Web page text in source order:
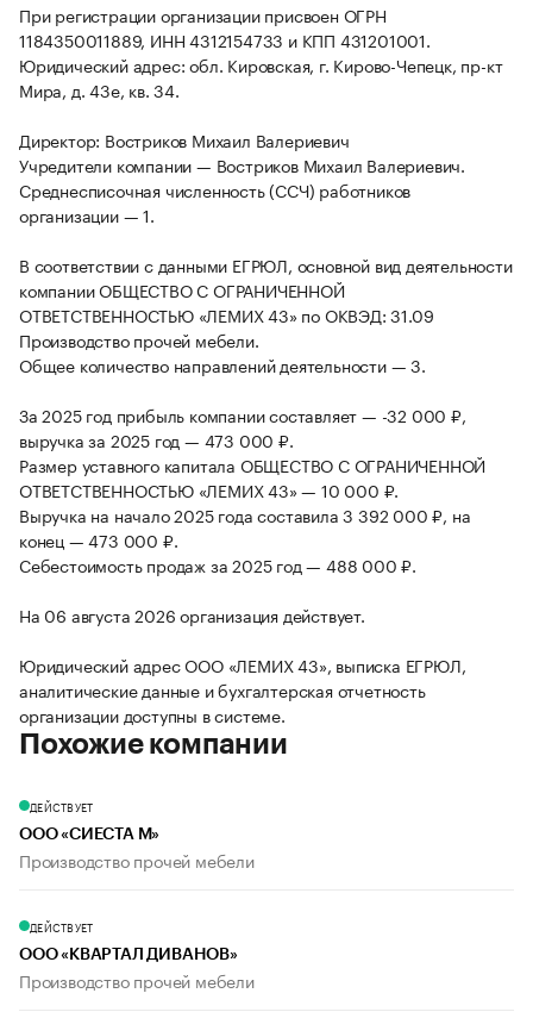
При регистрации организации присвоен ОГРН
1184350011889, ИНН 4312154733 и КПП 431201001.
Юридический адрес: обл. Кировская, г. Кирово-Чепецк, пр-кт
Мира, д. 43е, кв. 34.
Директор: Востриков Михаил Валериевич
Учредители компании — Востриков Михаил Валериевич.
Среднесписочная численность (ССЧ) работников
организации — 1.
В соответствии с данными ЕГРЮЛ, основной вид деятельности
компании ОБЩЕСТВО С ОГРАНИЧЕННОЙ
ОТВЕТСТВЕННОСТЬЮ «ЛЕМИХ 43» по ОКВЭД: 31.09
Производство прочей мебели.
Общее количество направлений деятельности — 3.
За 2025 год прибыль компании составляет — -32 000 ₽,
выручка за 2025 год — 473 000 ₽.
Размер уставного капитала ОБЩЕСТВО С ОГРАНИЧЕННОЙ
ОТВЕТСТВЕННОСТЬЮ «ЛЕМИХ 43» — 10 000 ₽.
Выручка на начало 2025 года составила 3 392 000 ₽, на
конец — 473 000 ₽.
Себестоимость продаж за 2025 год — 488 000 ₽.
На 06 августа 2026 организация действует.
Юридический адрес ООО «ЛЕМИХ 43», выписка ЕГРЮЛ,
аналитические данные и бухгалтерская отчетность
организации доступны в системе.
Похожие компании
ДЕЙСТВУЕТ
ООО «СИЕСТА М»
Производство прочей мебели
ДЕЙСТВУЕТ
ООО «КВАРТАЛ ДИВАНОВ»
Производство прочей мебели